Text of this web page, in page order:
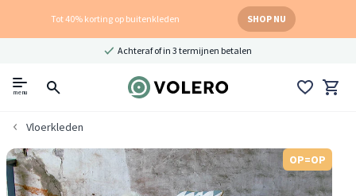
Tot 40% korting op buitenkleden SHOP NU
Achteraf of in 3 termijnen betalen
menu
Vloerkleden
OP=OP